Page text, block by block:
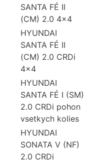
SANTA FÉ II
(CM) 2.0 4×4
HYUNDAI
SANTA FÉ II
(CM) 2.0 CRDi
4×4
HYUNDAI
SANTA FÉ I (SM)
2.0 CRDi pohon
vsetkych kolies
HYUNDAI
SONATA V (NF)
2.0 CRDi